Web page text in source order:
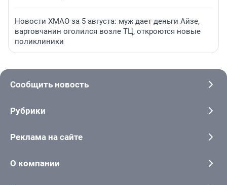
Новости ХМАО за 5 августа: муж дает деньги Айзе,
вартовчанин оголился возле ТЦ, откроются новые
поликлиники
Сообщить новость
Рубрики
Реклама на сайте
О компании